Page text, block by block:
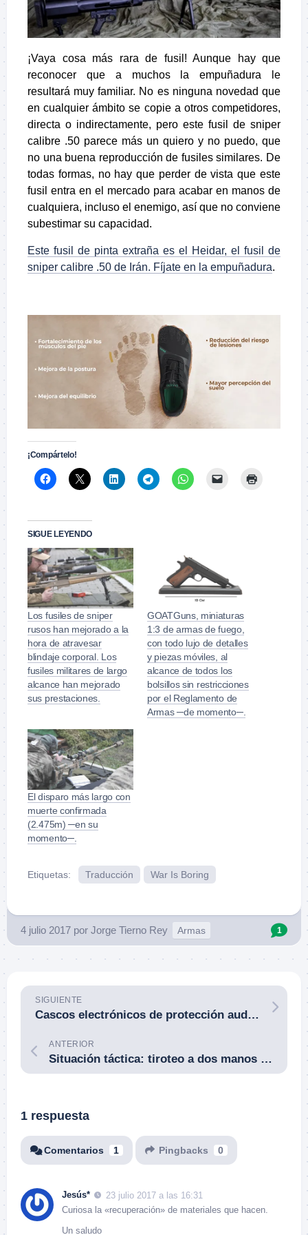
¡Vaya cosa más rara de fusil! Aunque hay que
reconocer que a muchos la empuñadura le
resultará muy familiar. No es ninguna novedad que
en cualquier ámbito se copie a otros competidores,
directa o indirectamente, pero este fusil de sniper
calibre .50 parece más un quiero y no puedo, que
no una buena reproducción de fusiles similares. De
todas formas, no hay que perder de vista que este
fusil entra en el mercado para acabar en manos de
cualquiera, incluso el enemigo, así que no conviene
subestimar su capacidad.
Este fusil de pinta extraña es el Heidar, el fusil de
sniper calibre .50 de Irán. Fíjate en la empuñadura.
¡Compártelo!
SIGUE LEYENDO
Los fusiles de sniper
rusos han mejorado a la
hora de atravesar
blindaje corporal. Los
fusiles militares de largo
alcance han mejorado
sus prestaciones.
GOATGuns, miniaturas
1:3 de armas de fuego,
con todo lujo de detalles
y piezas móviles, al
alcance de todos los
bolsillos sin restricciones
por el Reglamento de
Armas ─de momento─.
El disparo más largo con
muerte confirmada
(2.475m) ─en su
momento─.
Etiquetas: Traducción War Is Boring
4 julio 2017 por Jorge Tierno Rey Armas 1
SIGUIENTE
Cascos electrónicos de protección auditiva Honeywell Howard Leight™ Impact Sport®, una buena relación calidad-precio.
ANTERIOR
Situación táctica: tiroteo a dos manos desde un autobús entre un sospechoso de robo a mano armada y la policía. Dundalk, Maryland (EE.UU.).
1 respuesta
Comentarios 1 Pingbacks 0
Jesús*
23 julio 2017 a las 16:31
Curiosa la «recuperación» de materiales que hacen.
Un saludo